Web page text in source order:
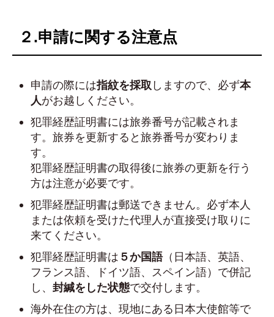
２.申請に関する注意点
申請の際には指紋を採取 しますので、必ず本
人がお越しください。
犯罪経歴証明書には旅券番号が記載されま
す。旅券を更新すると旅券番号が変わりま
す。
犯罪経歴証明書の取得後に旅券の更新を行う
方は注意が必要です。
犯罪経歴証明書は郵送できません。必ず本人
または依頼を受けた代理人が直接受け取りに
来てください。
犯罪経歴証明書は ５か国語（日本語、英語、
フランス語、ドイツ語、スペイン語）で併記
し、 封緘をした状態で交付します。
海外在住の方は、現地にある日本大使館等で